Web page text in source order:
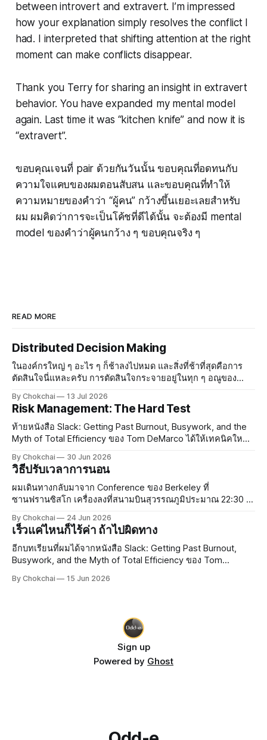
between introvert and extravert. I’m impressed
how your explanation simply resolves the conflict I
had. I interpreted that shifting attention at the right
moment can make conflicts disappear.
Thank you Terry for sharing an insight in extravert
behavior. You have expanded my mental model
again. Last time it was “kitchen knife” and now it is
“extravert”.
ขอบคุณเจนที่ pair ด้วยกันวันนั้น ขอบคุณที่อดทนกับ
ความใจแคบของผมตอนสับสน และขอบคุณที่ทำให้
ความหมายของคำว่า “ผู้คน” กว้างขึ้นเยอะเลยสำหรับ
ผม ผมคิดว่าการจะเป็นโค้ชที่ดีได้นั้น จะต้องมี mental
model ของคำว่าผู้คนกว้าง ๆ ขอบคุณจริง ๆ
READ MORE
Distributed Decision Making
ในองค์กรใหญ่ ๆ อะไร ๆ ก็ช้าลงไปหมด และสิ่งที่ช้าที่สุดคือการ
ตัดสินใจนี่แหละครับ การตัดสินใจกระจายอยู่ในทุก ๆ อณูของ
จะกล้าตัดสินใจและกล้าออกความเห็น แต่พอองค์กรใหญ่
By Chokchai 13 Jul 2026
Risk Management: The Hard Test
ท้ายหนังสือ Slack: Getting Past Burnout, Busywork, and the
Myth of Total Efficiency ของ Tom DeMarco ได้ให้เทคนิคใหม่
ปัจจุบัน งานมีความเสี่ยงกระจายอยู่เต็มไปหมด ซึ่งในความเสี่ยง
นั้น เรามีโอกาสโชคดีและมีโอกาสโชคร้าย การจัดการความเสี่ยง
เป็นสิ
By Chokchai 30 Jun 2026
วิธีปรับเวลาการนอน
ผมเดินทางกลับมาจาก Conference ของ Berkeley ที่
ซานฟรานซิสโก เครื่องลงที่สนามบินสุวรรณภูมิประมาณ 22:30 น.
เพราะลองซื้อหมอนรองคอจาก Duty Free ที่ซานฟรานซิสโกมา
ใช้ดู หมอนเป็นลายการ์ตูน มีรูปสะพาน
By Chokchai 24 Jun 2026
เร็วแค่ไหนก็ไร้ค่า ถ้าไปผิดทาง
อีกบทเรียนที่ผมได้จากหนังสือ Slack: Getting Past Burnout,
Busywork, and the Myth of Total Efficiency ของ Tom
Efficiency คืออะไร? Efficiency แปลว่า "ประสิทธิภาพ" ยก
By Chokchai 15 Jun 2026
Sign up
Powered by Ghost